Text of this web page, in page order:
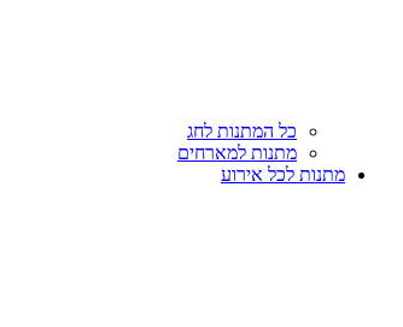
כל המתנות לחג
מתנות למארחים
מתנות לכל אירוע